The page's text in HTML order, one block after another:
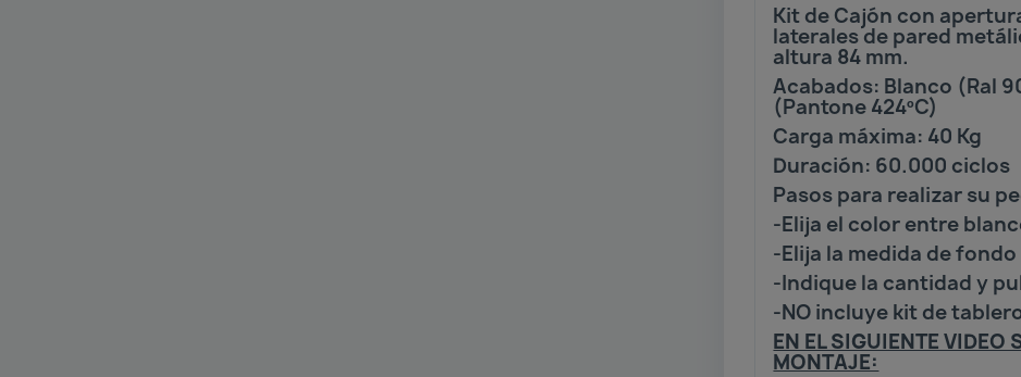
Kit de Cajón con
laterales de pared
altura 84 mm.
Acabados: Blanco (Ral
(Pantone 424ºC)
Carga máxima: 40 Kg
Duración: 60.000 ciclos
Pasos para realizar su
-Elija el color entre
-Elija la medida de
-Indique la cantidad y
-NO incluye kit de
EN EL SIGUIENTE VIDEO
MONTAJE: